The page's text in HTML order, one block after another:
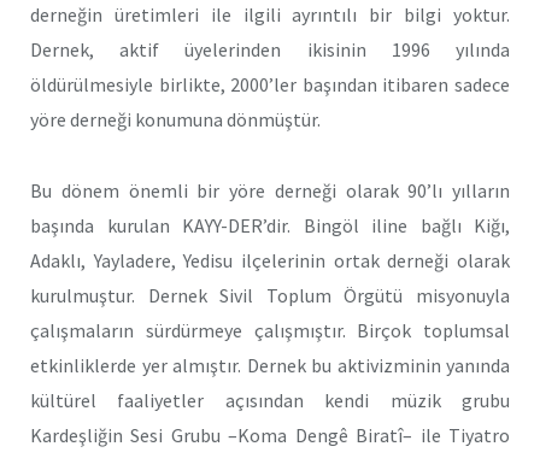
derneğin üretimleri ile ilgili ayrıntılı bir bilgi yoktur.
Dernek, aktif üyelerinden ikisinin 1996 yılında
öldürülmesiyle birlikte, 2000’ler başından itibaren sadece
yöre derneği konumuna dönmüştür.
Bu dönem önemli bir yöre derneği olarak 90’lı yılların
başında kurulan KAYY-DER’dir. Bingöl iline bağlı Kiğı,
Adaklı, Yayladere, Yedisu ilçelerinin ortak derneği olarak
kurulmuştur. Dernek Sivil Toplum Örgütü misyonuyla
çalışmaların sürdürmeye çalışmıştır. Birçok toplumsal
etkinliklerde yer almıştır. Dernek bu aktivizminin yanında
kültürel faaliyetler açısından kendi müzik grubu
Kardeşliğin Sesi Grubu –Koma Dengê Biratî– ile Tiyatro